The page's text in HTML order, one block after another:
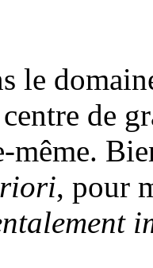
le
de
même.
, pour